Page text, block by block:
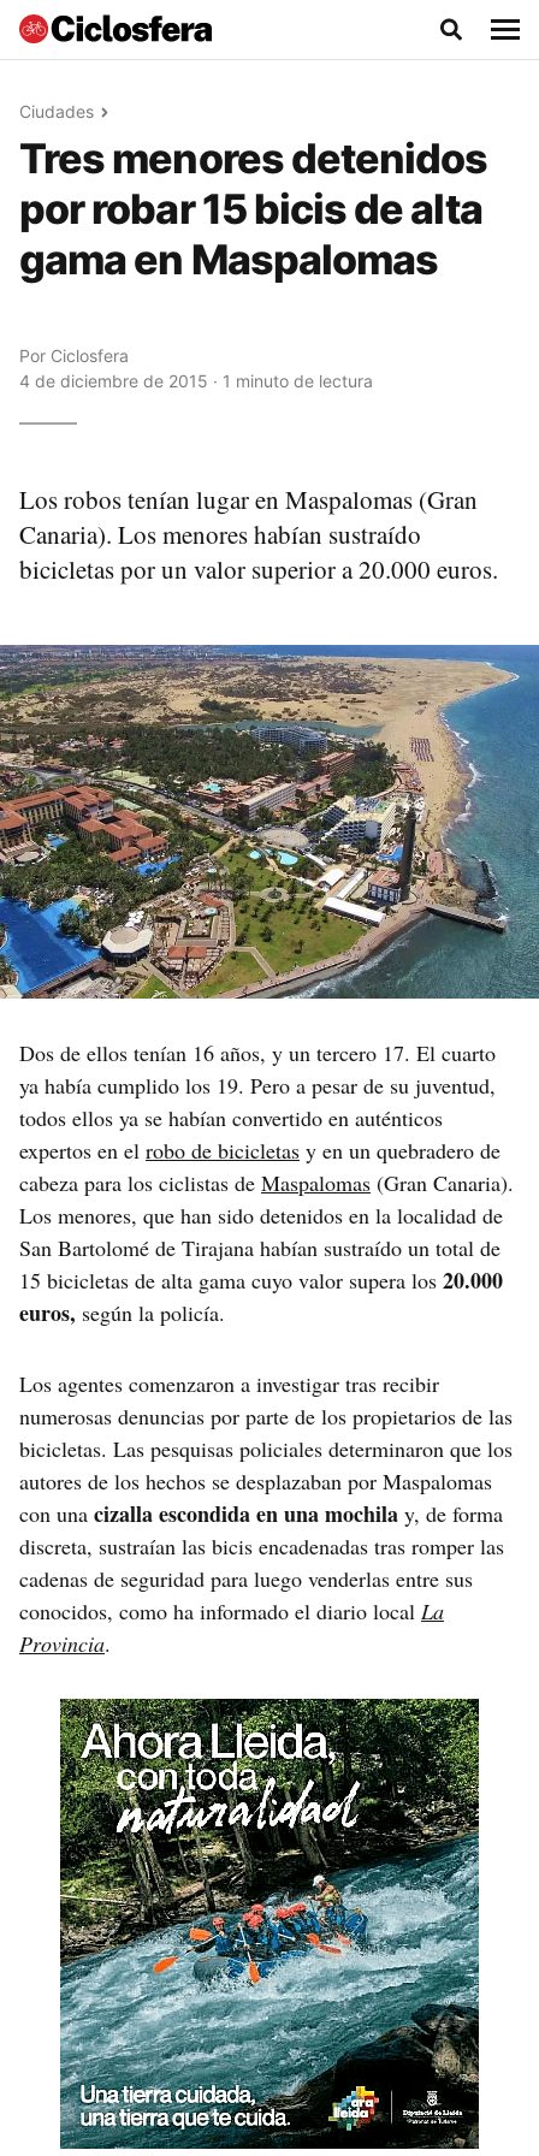
Ciudades
Tres menores detenidos
por robar 15 bicis de alta
gama en Maspalomas
Por Ciclosfera
4 de diciembre de 2015 · 1 minuto de lectura
Los robos tenían lugar en Maspalomas (Gran
Canaria). Los menores habían sustraído
bicicletas por un valor superior a 20.000 euros.
Dos de ellos tenían 16 años, y un tercero 17. El cuarto
ya había cumplido los 19. Pero a pesar de su juventud,
todos ellos ya se habían convertido en auténticos
expertos en el robo de bicicletas y en un quebradero de
cabeza para los ciclistas de Maspalomas (Gran Canaria).
Los menores, que han sido detenidos en la localidad de
San Bartolomé de Tirajana habían sustraído un total de
15 bicicletas de alta gama cuyo valor supera los 20.000
euros, según la policía.
Los agentes comenzaron a investigar tras recibir
numerosas denuncias por parte de los propietarios de las
bicicletas. Las pesquisas policiales determinaron que los
autores de los hechos se desplazaban por Maspalomas
con una cizalla escondida en una mochila y, de forma
discreta, sustraían las bicis encadenadas tras romper las
cadenas de seguridad para luego venderlas entre sus
conocidos, como ha informado el diario local La
Provincia.